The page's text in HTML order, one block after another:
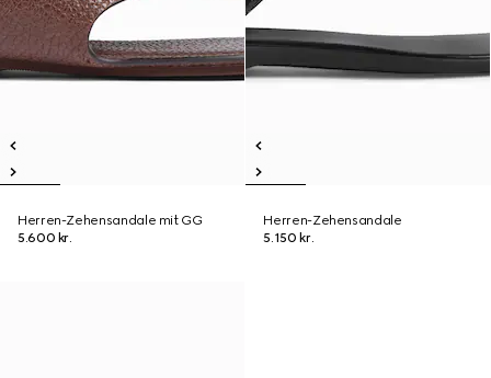
Herren-Zehensandale mit GG
5.600 kr.
Herren-Zehensandale
5.150 kr.